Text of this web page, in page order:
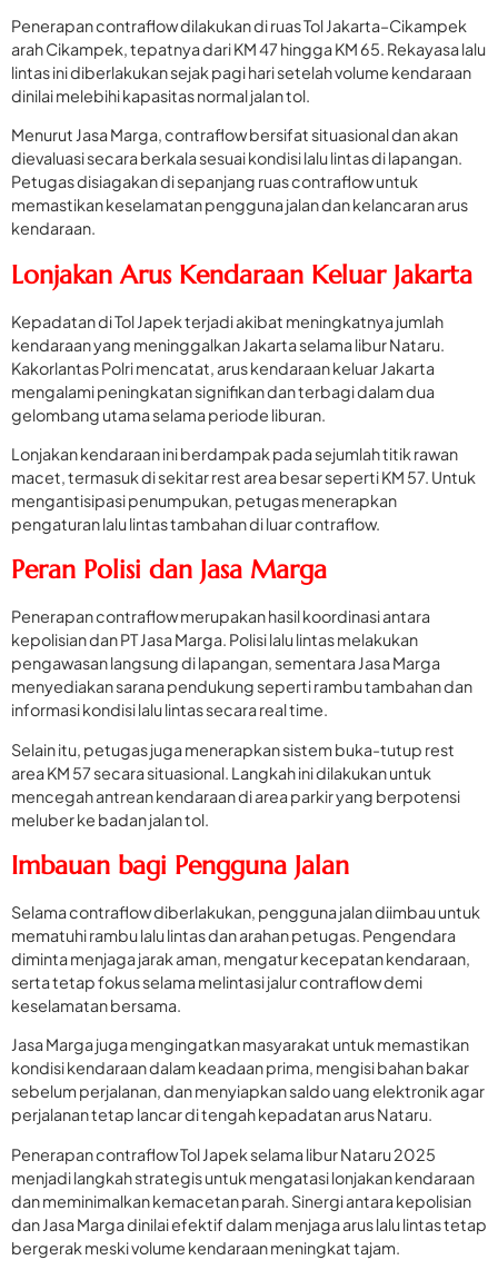
Penerapan contraflow dilakukan di ruas Tol Jakarta–Cikampek
arah Cikampek, tepatnya dari KM 47 hingga KM 65. Rekayasa lalu
lintas ini diberlakukan sejak pagi hari setelah volume kendaraan
dinilai melebihi kapasitas normal jalan tol.
Menurut Jasa Marga, contraflow bersifat situasional dan akan
dievaluasi secara berkala sesuai kondisi lalu lintas di lapangan.
Petugas disiagakan di sepanjang ruas contraflow untuk
memastikan keselamatan pengguna jalan dan kelancaran arus
kendaraan.
Lonjakan Arus Kendaraan Keluar Jakarta
Kepadatan di Tol Japek terjadi akibat meningkatnya jumlah
kendaraan yang meninggalkan Jakarta selama libur Nataru.
Kakorlantas Polri mencatat, arus kendaraan keluar Jakarta
mengalami peningkatan signifikan dan terbagi dalam dua
gelombang utama selama periode liburan.
Lonjakan kendaraan ini berdampak pada sejumlah titik rawan
macet, termasuk di sekitar rest area besar seperti KM 57. Untuk
mengantisipasi penumpukan, petugas menerapkan
pengaturan lalu lintas tambahan di luar contraflow.
Peran Polisi dan Jasa Marga
Penerapan contraflow merupakan hasil koordinasi antara
kepolisian dan PT Jasa Marga. Polisi lalu lintas melakukan
pengawasan langsung di lapangan, sementara Jasa Marga
menyediakan sarana pendukung seperti rambu tambahan dan
informasi kondisi lalu lintas secara real time.
Selain itu, petugas juga menerapkan sistem buka-tutup rest
area KM 57 secara situasional. Langkah ini dilakukan untuk
mencegah antrean kendaraan di area parkir yang berpotensi
meluber ke badan jalan tol.
Imbauan bagi Pengguna Jalan
Selama contraflow diberlakukan, pengguna jalan diimbau untuk
mematuhi rambu lalu lintas dan arahan petugas. Pengendara
diminta menjaga jarak aman, mengatur kecepatan kendaraan,
serta tetap fokus selama melintasi jalur contraflow demi
keselamatan bersama.
Jasa Marga juga mengingatkan masyarakat untuk memastikan
kondisi kendaraan dalam keadaan prima, mengisi bahan bakar
sebelum perjalanan, dan menyiapkan saldo uang elektronik agar
perjalanan tetap lancar di tengah kepadatan arus Nataru.
Penerapan contraflow Tol Japek selama libur Nataru 2025
menjadi langkah strategis untuk mengatasi lonjakan kendaraan
dan meminimalkan kemacetan parah. Sinergi antara kepolisian
dan Jasa Marga dinilai efektif dalam menjaga arus lalu lintas tetap
bergerak meski volume kendaraan meningkat tajam.